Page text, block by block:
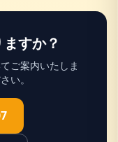
すか？
ご案内いたしま
い。